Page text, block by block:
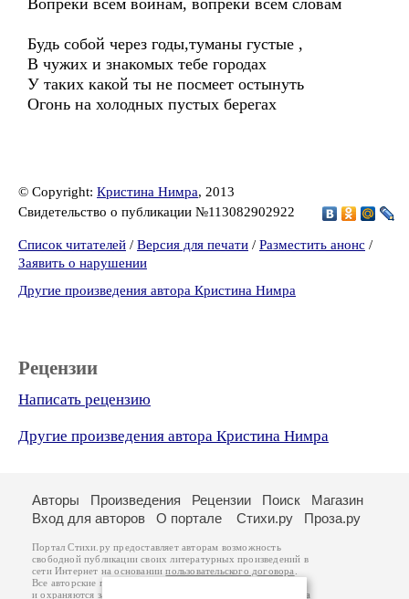
Вопреки всем войнам, вопреки всем словам
Будь собой через годы,туманы густые ,
В чужих и знакомых тебе городах
У таких какой ты не посмеет остынуть
Огонь на холодных пустых берегах
© Copyright: Кристина Нимра, 2013
Свидетельство о публикации №113082902922
Список читателей / Версия для печати / Разместить анонс /
Заявить о нарушении
Другие произведения автора Кристина Нимра
Рецензии
Написать рецензию
Другие произведения автора Кристина Нимра
Авторы Произведения Рецензии Поиск
Магазин
Вход для авторов
О портале Стихи.ру Проза.ру
Портал Стихи.ру предоставляет авторам возможность
свободной публикации своих литературных произведений в
сети Интернет на основаниипользовательского договора
Все авторские права на произведения принадлежат авторам
и охраняются законом . Перепечатка произведений возможна